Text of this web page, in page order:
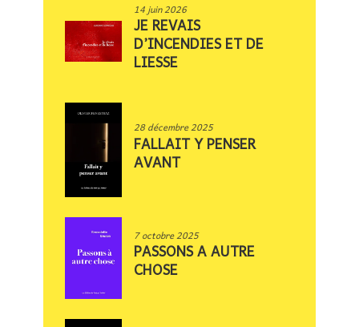
14 juin 2026
JE REVAIS
D’INCENDIES ET DE
LIESSE
28 décembre 2025
FALLAIT Y PENSER
AVANT
7 octobre 2025
PASSONS A AUTRE
CHOSE